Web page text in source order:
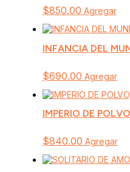
$850.00 Agregar
INFANCIA DEL
$690.00 Agregar
IMPERIO DE
$840.00 Agregar